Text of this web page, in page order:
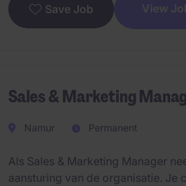
Save Job View
Sales & Marketing
Namur Permanent
Als Sales & Marketing Manager
aansturing van de organisatie. Je